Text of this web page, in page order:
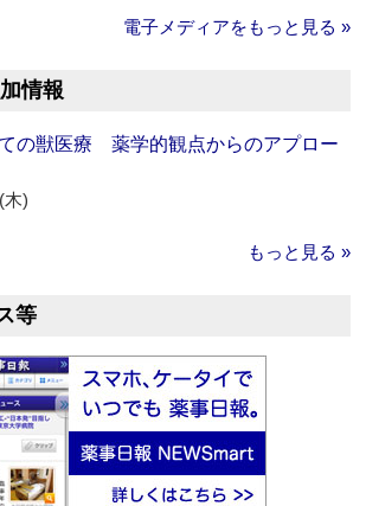
電子メディアをもっと見る »
情報
ての獣医療 薬学的観点からのアプロー
木)
もっと見る »
等